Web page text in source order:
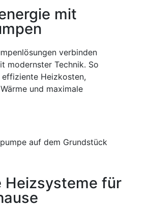
mit
verbinden
modernster Technik. So
Heizkosten,
und maximale
Heizsysteme für